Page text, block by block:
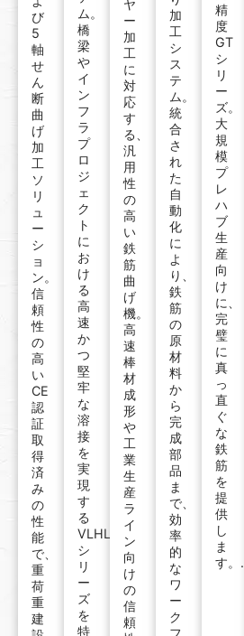
び
5
軸
せ
ん
断
曲
げ
加
工
ソ
リ
ュ
ー
シ
ョ
ン。
信
頼
性
の
高
い
CE
認
証
取
得
済
み
の
性
能
で、
重
荷
重
建
ム。
橋
梁
や
イ
ン
フ
ラ
プ
ロ
ジ
ェ
ク
ト
に
お
け
る
高
速
か
つ
堅
牢
な
溶
接
を
実
現
す
る
VLHL/VLHS
シ
リ
ー
ズ
を
特
ヤ
ー
加
工
に
対
応
す
る、
汎
用
性
の
高
い
鉄
筋
曲
げ
機。
高
速
棒
材
成
形
や
工
業
生
産
ラ
イ
ン
向
け
の
信
頼
加
工
シ
ス
テ
ム。
統
合
さ
れ
た
自
動
化
に
よ
り、
鉄
筋
の
原
材
料
か
ら
完
成
部
品
ま
で、
効
率
的
な
ワ
ー
ク
精
度
GT
シ
リ
ー
ズ。
大
規
模
プ
レ
ハ
ブ
生
産
向
け
に、
完
璧
に
真
っ
直
ぐ
な
鉄
筋
を
提
供
し
ま
す。.